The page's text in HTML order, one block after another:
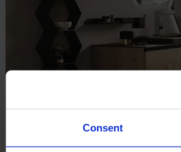
Consent